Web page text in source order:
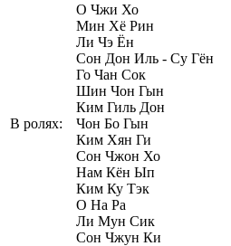
В ролях:
О Чжи Хо
Мин Хё Рин
Ли Чэ Ён
Сон Дон Иль - Су Гён
Го Чан Сок
Шин Чон Гын
Ким Гиль Дон
Чон Бо Гын
Ким Хян Ги
Сон Чжон Хо
Нам Кён Ып
Ким Ку Тэк
О На Ра
Ли Мун Сик
Сон Чжун Ки